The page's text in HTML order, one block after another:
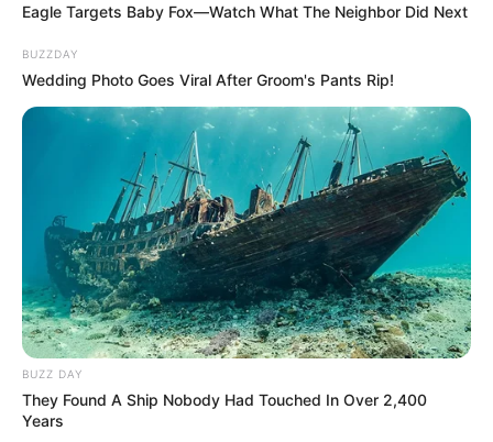
Eagle Targets Baby Fox—Watch What The Neighbor Did Next
BUZZDAY
Wedding Photo Goes Viral After Groom's Pants Rip!
BUZZ DAY
They Found A Ship Nobody Had Touched In Over 2,400
Years